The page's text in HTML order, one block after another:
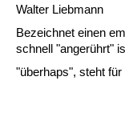
Walter Liebmann
Bezeichnet einen
schnell "angerührt"
"überhaps", steht